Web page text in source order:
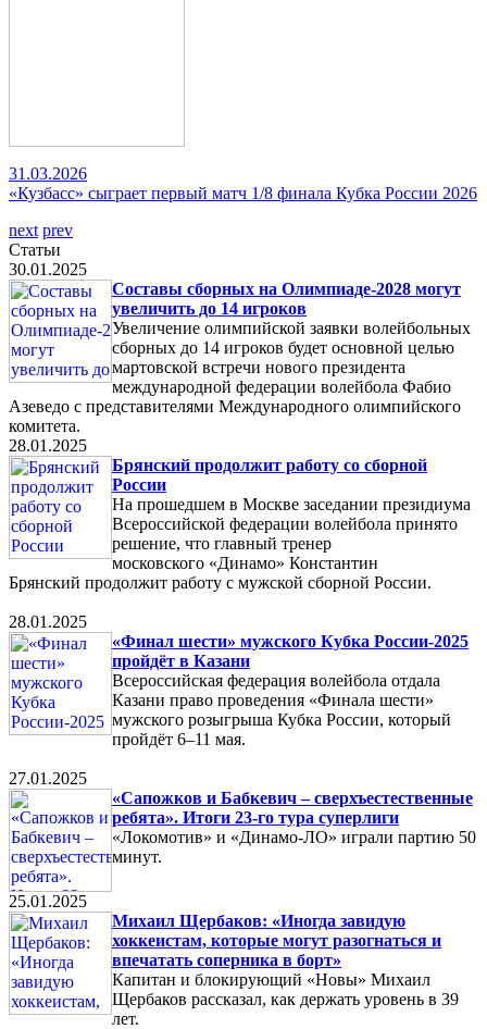
31.03.2026
«Кузбасс» сыграет первый матч 1/8 финала Кубка России 2026
next prev
Статьи
30.01.2025
Составы сборных на Олимпиаде-2028 могут
увеличить до 14 игроков
Увеличение олимпийской заявки волейбольных
сборных до 14 игроков будет основной целью
мартовской встречи нового президента
международной федерации волейбола Фабио
Азеведо с представителями Международного олимпийского
комитета.
28.01.2025
Брянский продолжит работу со сборной
России
На прошедшем в Москве заседании президиума
Всероссийской федерации волейбола принято
решение, что главный тренер
московского «Динамо» Константин
Брянский продолжит работу с мужской сборной России.
28.01.2025
«Финал шести» мужского Кубка России-2025
пройдёт в Казани
Всероссийская федерация волейбола отдала
Казани право проведения «Финала шести»
мужского розыгрыша Кубка России, который
пройдёт 6–11 мая.
27.01.2025
«Сапожков и Бабкевич – сверхъестественные
ребята». Итоги 23-го тура суперлиги
«Локомотив» и «Динамо-ЛО» играли партию 50
минут.
25.01.2025
Михаил Щербаков: «Иногда завидую
хоккеистам, которые могут разогнаться и
впечатать соперника в борт»
Капитан и блокирующий «Новы» Михаил
Щербаков рассказал, как держать уровень в 39
лет.